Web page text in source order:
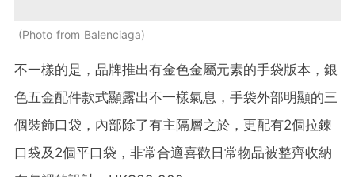
Photo from Balenciaga
不一樣的是，品牌推出有金色金屬元素的手袋版本，銀
色五金配件款式顯露出不一樣氣息，手袋外部明顯的三
個裝飾口袋，內部除了有主隔層之於，更配有2個拉鍊
口袋及2個平口袋，非常合適喜歡日常物品被整齊收納